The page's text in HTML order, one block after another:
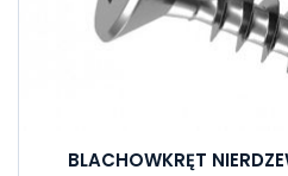
BLACHOWKRĘT